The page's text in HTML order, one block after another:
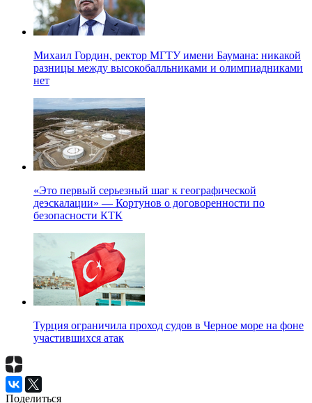
Михаил Гордин, ректор МГТУ имени Баумана: никакой
разницы между высокобалльниками и олимпиадниками
нет
«Это первый серьезный шаг к географической
деэскалации» — Кортунов о договоренности по
безопасности КТК
Турция ограничила проход судов в Черное море на фоне
участившихся атак
Поделиться